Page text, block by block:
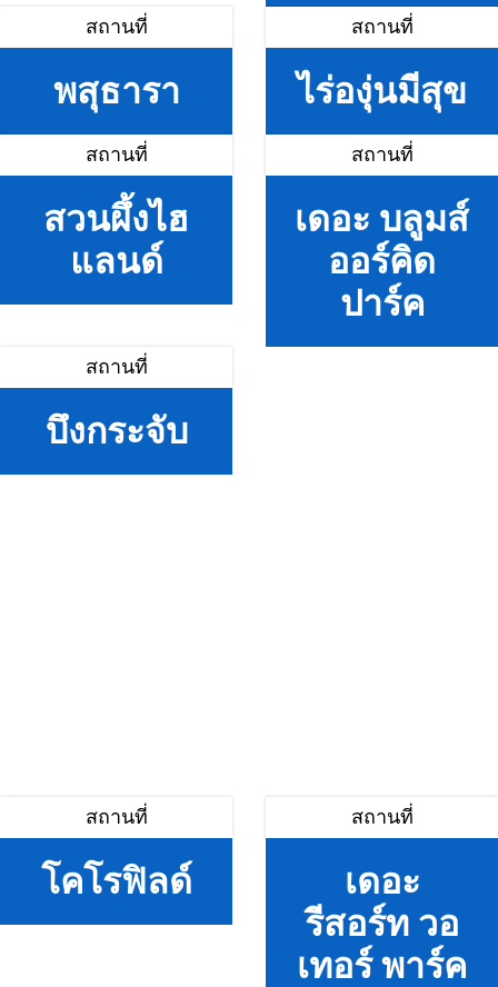
สถานที่
พสุธารา
สถานที่
ไร่องุ่นมีสุข
สถานที่
สวนผึ้งไฮ
แลนด์
สถานที่
เดอะ บลูมส์
ออร์คิด
ปาร์ค
สถานที่
บึงกระจับ
สถานที่
โคโรฟิลด์
สถานที่
เดอะ
รีสอร์ท วอ
เทอร์ พาร์ค